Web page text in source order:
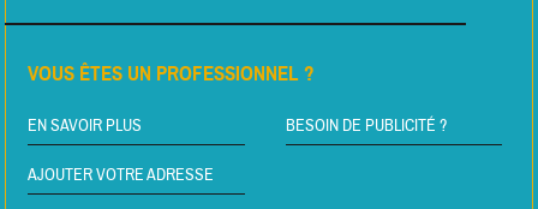
VOUS ÊTES UN PROFESSIONNEL ?
EN SAVOIR PLUS BESOIN DE PUBLICITÉ ?
AJOUTER VOTRE ADRESSE